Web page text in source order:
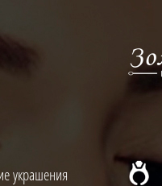
украшения